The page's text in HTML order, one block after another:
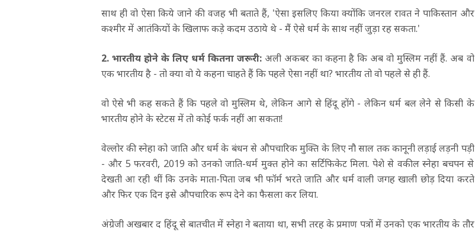
साथ ही वो ऐसा किये जाने की वजह भी बताते हैं, 'ऐसा इसलिए किया क्योंकि जनरल रावत ने पाकिस्तान और
कश्मीर में आतंकियों के खिलाफ कड़े कदम उठाये थे - मैं ऐसे धर्म के साथ नहीं जुड़ा रह सकता.'
2. भारतीय होने के लिए धर्म कितना जरूरी:अली अकबर का कहना है कि अब वो मुस्लिम नहीं हैं. अब वो
एक भारतीय है - तो क्या वो ये कहना चाहते हैं कि पहले ऐसा नहीं था? भारतीय तो वो पहले से ही हैं.
वो ऐसे भी कह सकते हैं कि पहले वो मुस्लिम थे, लेकिन आगे से हिंदू होंगे - लेकिन धर्म बल लेने से किसी के
भारतीय होने के स्टेटस में तो कोई फर्क नहीं आ सकता!
वेल्लोर की स्नेहा को जाति और धर्म के बंधन से औपचारिक मुक्ति के लिए नौ साल तक कानूनी लड़ाई लड़नी पड़ी
- और 5 फरवरी, 2019 को उनको जाति-धर्म मुक्त होने का सर्टिफिकेट मिला. पेशे से वकील स्नेहा बचपन से
देखती आ रही थीं कि उनके माता-पिता जब भी फॉर्म भरते जाति और धर्म वाली जगह खाली छोड़ दिया करते
और फिर एक दिन इसे औपचारिक रूप देने का फैसला कर लिया.
अंग्रेजी अखबार द हिंदू से बातचीत में स्नेहा ने बताया था, सभी तरह के प्रमाण पत्रों में उनको एक भारतीय के तौर